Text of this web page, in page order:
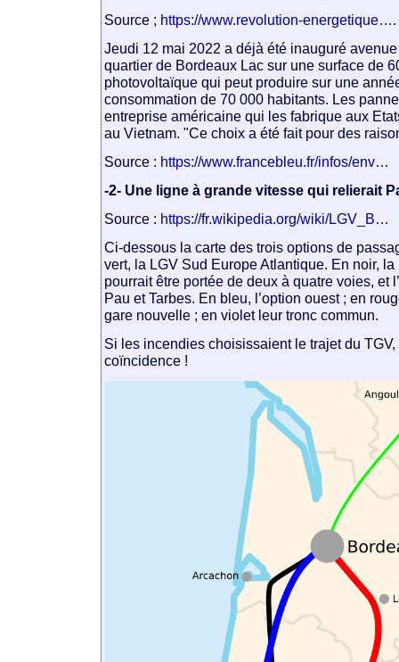
Source ; https://www.revolution-energetique….
Jeudi 12 mai 2022 a déjà été inauguré
quartier de Bordeaux Lac sur une surface de
photovoltaïque qui peut produire sur une
consommation de 70 000 habitants. Les
entreprise américaine qui les fabrique aux
au Vietnam. "Ce choix a été fait pour des
Source : https://www.francebleu.fr/infos/env…
-2- Une ligne à grande vitesse qui relierait
Source : https://fr.wikipedia.org/wiki/LGV_B…
Ci-dessous la carte des trois options de
vert, la LGV Sud Europe Atlantique. En noir,
pourrait être portée de deux à quatre voies, et
Pau et Tarbes. En bleu, l’option ouest ; en
gare nouvelle ; en violet leur tronc commun.
Si les incendies choisissaient le trajet du
coïncidence !